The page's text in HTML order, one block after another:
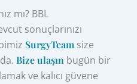
mı? BBL
sonuçlarınızı
SurgyTeam size
Bize ulaşın bugün bir
ve kalıcı güvene